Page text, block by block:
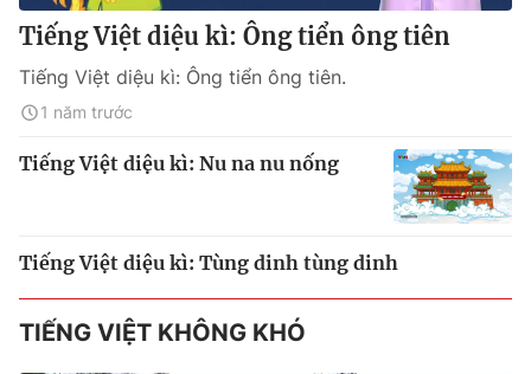
Tiếng Việt diệu kì: Ông tiển ông tiên
Tiếng Việt diệu kì: Ông tiển ông tiên.
1 năm trước
Tiếng Việt diệu kì: Nu na nu nống
Tiếng Việt diệu kì: Tùng dinh tùng dinh
TIẾNG VIỆT KHÔNG KHÓ